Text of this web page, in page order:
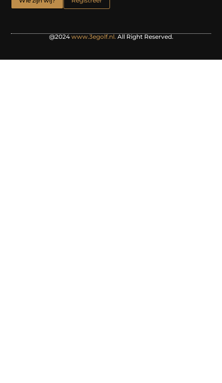
@2024www.3egolf.nl.All Right Reserved.